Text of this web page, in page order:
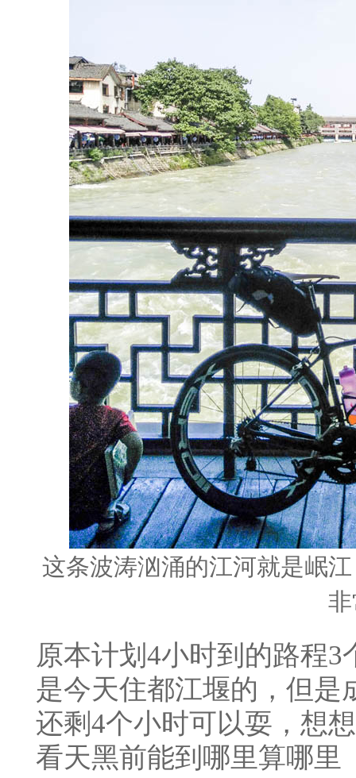
这条波涛汹涌的江河就是岷
原本计划4小时到的路程
是今天住都江堰的，但是
还剩4个小时可以耍，想
看天黑前能到哪里算哪里